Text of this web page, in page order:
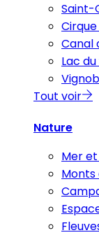
Saint-
Canal
Lac
Tout voir
Nature
Mer
Monts